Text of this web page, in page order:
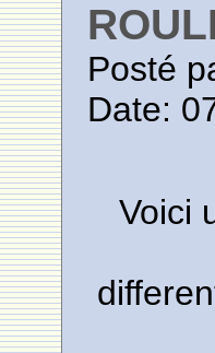
Posté
Date:
Voici